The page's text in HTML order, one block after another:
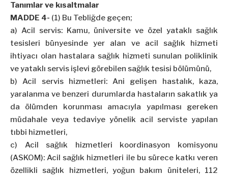
Tanımlar ve kısaltmalar
MADDE 4- (1) Bu Tebliğde geçen;
a) Acil servis: Kamu, üniversite ve özel yataklı sağlık
tesisleri bünyesinde yer alan ve acil sağlık hizmeti
ihtiyacı olan hastalara sağlık hizmeti sunulan poliklinik
ve yataklı servis işlevi görebilen sağlık tesisi bölümünü,
b) Acil servis hizmetleri: Ani gelişen hastalık, kaza,
yaralanma ve benzeri durumlarda hastaların sakatlık ya
da ölümden korunması amacıyla yapılması gereken
müdahale veya tedaviye yönelik acil serviste yapılan
tıbbi hizmetleri,
c) Acil sağlık hizmetleri koordinasyon komisyonu
(ASKOM): Acil sağlık hizmetleri ile bu sürece katkı veren
özellikli sağlık hizmetleri, yoğun bakım üniteleri, 112